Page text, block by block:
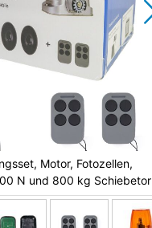
Motor, Fotozellen,
N und 800 kg Schiebetor